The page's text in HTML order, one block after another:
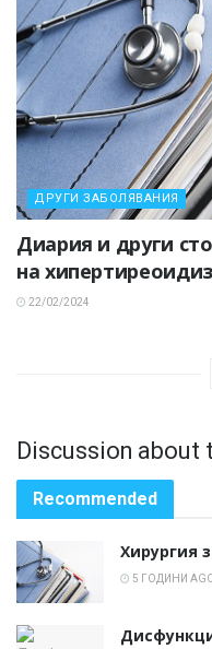
ДРУГИ ЗАБОЛЯВАНИЯ
Диария и други
на
22/02/2024
Discussion about
Recommended
Хирургия
5 ГОДИНИ